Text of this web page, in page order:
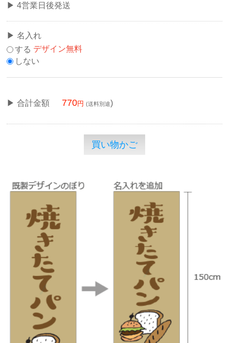
4営業日後発送
名入れ
する デザイン無料
しない
合計金額 770 (送料別途)